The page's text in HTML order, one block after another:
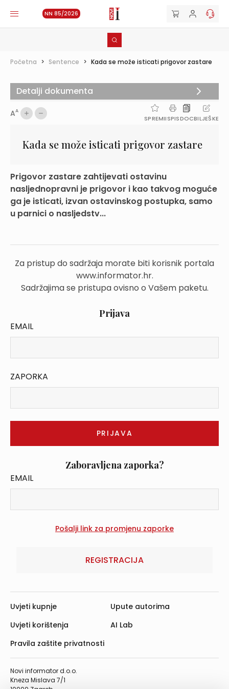
NN 85/2026
Početna > Sentence > Kada se može isticati prigovor zastare
AA
SPREMIISPISDOCBILJEŠKE
Kada se može isticati prigovor zastare
Prigovor zastare zahtijevati ostavinu
nasljednopravni je prigovor i kao takvog moguće
ga je isticati, izvan ostavinskog postupka, samo
u parnici o nasljedstv...
Za pristup do sadržaja morate biti korisnik portala
www.informator.hr.
Sadržajima se pristupa ovisno o Vašem paketu.
Prijava
EMAIL
ZAPORKA
Zaboravljena zaporka?
EMAIL
REGISTRACIJA
Detalji dokumenta
Novi informator d.o.o.
Kneza Mislava 7/1
Uvjeti kupnje
Uvjeti korištenja
Pravila zaštite privatnosti
Upute autorima
AI Lab